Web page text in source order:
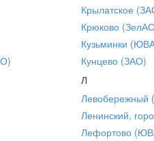
Крылатское
Крюково
Кузьминки
Кунцево (ЗАО)
Л
Ленинский,
Лефортово